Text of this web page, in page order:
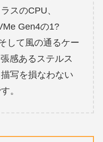
スのCPU、
Gen4の1?
して風の通るケー
感あるステルス
写を損なわない
。